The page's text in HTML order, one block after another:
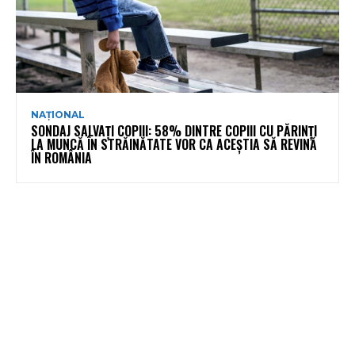
NAȚIONAL
SONDAJ SALVAȚI COPIII: 58% DINTRE COPIII CU PĂRINȚI
LA MUNCĂ ÎN STRĂINĂTATE VOR CA ACEȘTIA SĂ REVINĂ
ÎN ROMÂNIA